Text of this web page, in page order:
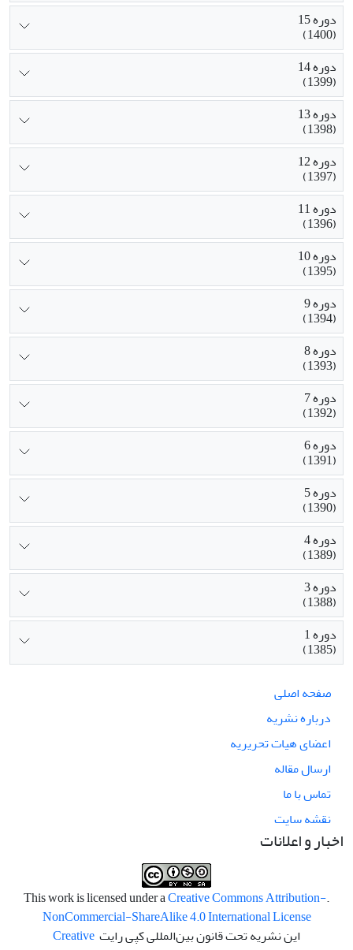
دوره 15
(1400)
دوره 14
(1399)
دوره 13
(1398)
دوره 12
(1397)
دوره 11
(1396)
دوره 10
(1395)
دوره 9
(1394)
دوره 8
(1393)
دوره 7
(1392)
دوره 6
(1391)
دوره 5
(1390)
دوره 4
(1389)
دوره 3
(1388)
دوره 1
(1385)
صفحه اصلی
درباره نشریه
اعضای هیات تحریریه
ارسال مقاله
تماس با ما
نقشه سایت
اخبار و اعلانات
.This work is licensed under a
Creative Commons Attribution-
NonCommercial-ShareAlike 4.0 International License
این نشریه تحت قانون بین‌المللی کپی رایت Creative